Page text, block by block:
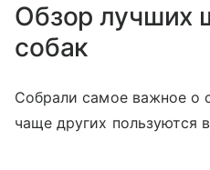
Обзор лучших
собак
Собрали самое важное о
чаще других пользуются